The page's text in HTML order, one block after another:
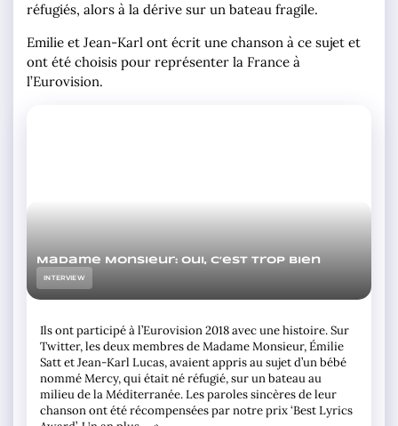
réfugiés, alors à la dérive sur un bateau fragile.
Emilie et Jean-Karl ont écrit une chanson à ce sujet et
ont été choisis pour représenter la France à
l’Eurovision.
Madame Monsieur: Oui, c’est trop bien
INTERVIEW
Ils ont participé à l’Eurovision 2018 avec une histoire. Sur
Twitter, les deux membres de Madame Monsieur, Émilie
Satt et Jean-Karl Lucas, avaient appris au sujet d’un bébé
nommé Mercy, qui était né réfugié, sur un bateau au
milieu de la Méditerranée. Les paroles sincères de leur
chanson ont été récompensées par notre prix ‘Best Lyrics